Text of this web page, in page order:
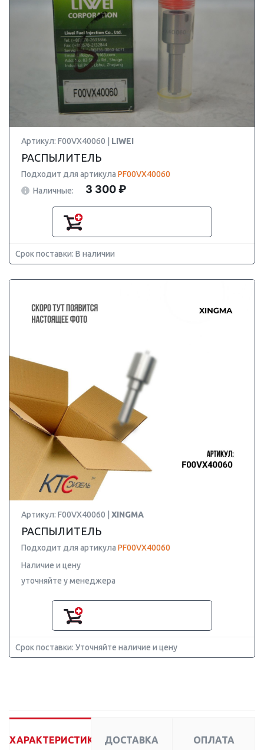
Артикул: F00VX40060 | LIWEI
РАСПЫЛИТЕЛЬ
Подходит для артикула PF00VX40060
Наличные:
3 300 ₽
Срок поставки: В наличии
Артикул: F00VX40060 | XINGMA
РАСПЫЛИТЕЛЬ
Подходит для артикула PF00VX40060
Наличие и цену
уточняйте у менеджера
Срок поставки: Уточняйте наличие и цену
ХАРАКТЕРИСТИКИ ДОСТАВКА ОПЛАТА